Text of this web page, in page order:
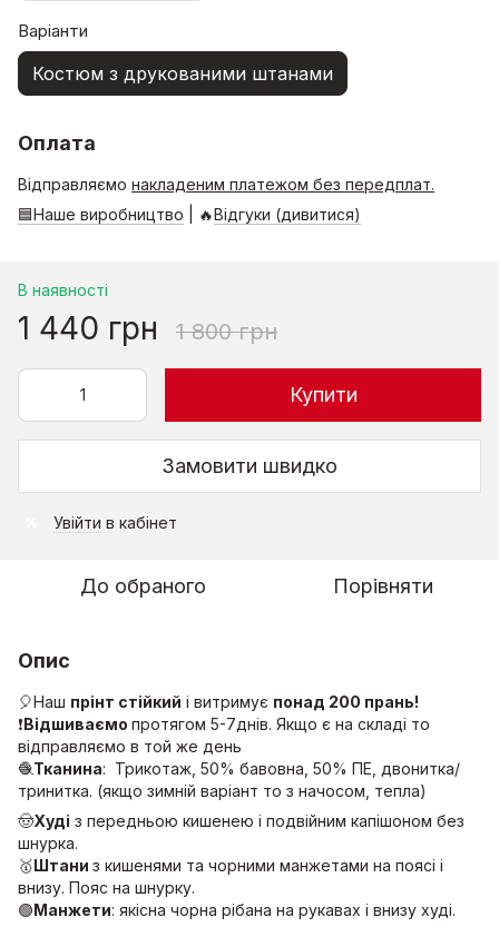
Варіанти
Костюм з друкованими штанами
Оплата
Відправляємо накладеним платежом без передплат.
🟦Наше виробництво | 🔥Відгуки (дивитися)
В наявності
1 440 грн 1 800 грн
Купити
Замовити швидко
Увійти в кабінет
До обраного Порівняти
Опис
🎈Наш прінт стійкий і витримує понад 200 прань!
❗️Відшиваємо протягом 5-7днів. Якщо є на складі то
відправляємо в той же день
🧶Тканина: Трикотаж, 50% бавовна, 50% ПЕ, двонитка/
тринитка. (якщо зимній варіант то з начосом, тепла)
🤠Худі з передньою кишенею і подвійним капішоном без
шнурка.
🥇Штани з кишенями та чорними манжетами на поясі і
внизу. Пояс на шнурку.
🟢Манжети: якісна чорна рібана на рукавах і внизу худі.